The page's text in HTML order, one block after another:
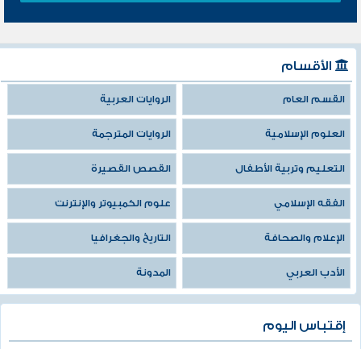
الأقسام
القسم العام الروايات العربية
العلوم الإسلامية الروايات المترجمة
التعليم وتربية الأطفال القصص القصيرة
الفقه الإسلامي علوم الكمبيوتر والإنترنت
الإعلام والصحافة التاريخ والجغرافيا
الأدب العربي المدونة
إقتباس اليوم